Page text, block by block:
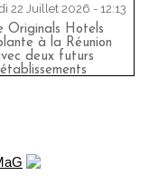
22 Juillet 2026 - 12:13
Originals Hotels
à la Réunion
deux futurs
établissements